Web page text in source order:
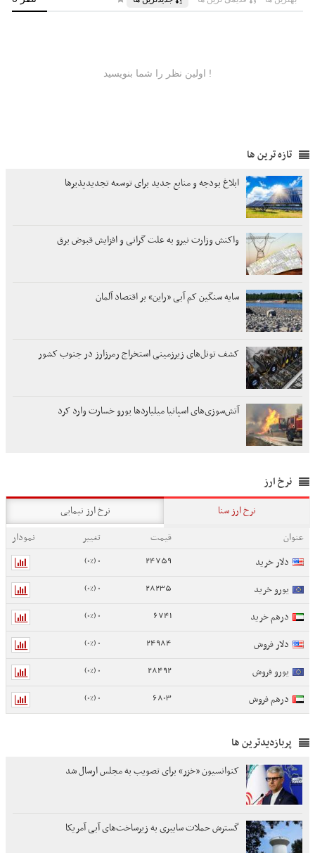
تازه ترین ها
ابلاغ بودجه و منابع جدید برای توسعه تجدیدپذیرها
واکنش وزارت نیرو به علت گرانی و افزایش قبوض برق
سایه سنگین کم آبی «راین» بر اقتصاد آلمان
کشف تونل‌های زیرزمینی استخراج رمرزارز در جنوب کشور
آتش‌سوزی‌های اسپانیا میلیاردها یورو خسارت وارد کرد
نرخ ارز
نرخ ارز سنا
نرخ ارز نیمایی
عنوان
قیمت تغییر
نمودار
دلار خرید
24759
0 (0%)
یورو خرید 28235
0 (0%)
درهم خرید 6741
0 (0%)
دلار فروش 24984
0 (0%)
یورو فروش 28492
0 (0%)
درهم فروش 6803
0 (0%)
پربازدیدترین ها
کنوانسیون «خزر» برای تصویب به مجلس ارسال شد
گسترش حملات سایبری به زیرساخت‌های آبی آمریکا